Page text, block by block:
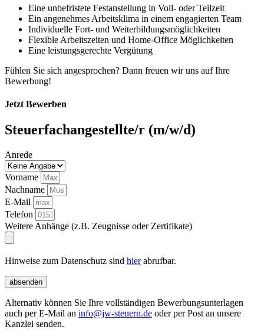
Eine unbefristete Festanstellung in Voll- oder Teilzeit
Ein angenehmes Arbeitsklima in einem engagierten Team
Individuelle Fort- und Weiterbildungsmöglichkeiten
Flexible Arbeitszeiten und Home-Office Möglichkeiten
Eine leistungsgerechte Vergütung
Fühlen Sie sich angesprochen? Dann freuen wir uns auf Ihre
Bewerbung!
Jetzt Bewerben
Steuerfach­angestellte/r (m/w/d)
Anrede
Vorname
Nachname
E-Mail
Telefon
Weitere Anhänge (z.B. Zeugnisse oder Zertifikate)
Hinweise zum Datenschutz sind hierabrufbar.
absenden
Alternativ können Sie Ihre vollständigen Bewerbungsunterlagen
auch per E-Mail an info@jw-steuern.de oder per Post an unsere
Kanzlei senden.